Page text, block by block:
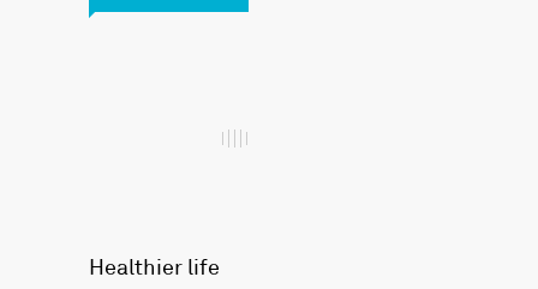
Healthier life